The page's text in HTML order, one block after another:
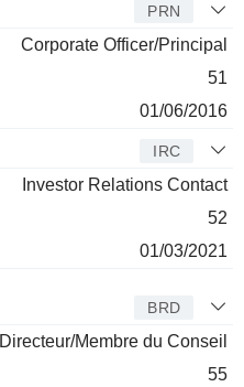
PRN
Corporate Officer/Principal
51
01/06/2016
IRC
Investor Relations Contact
52
01/03/2021
BRD
Directeur/Membre du Conseil
55